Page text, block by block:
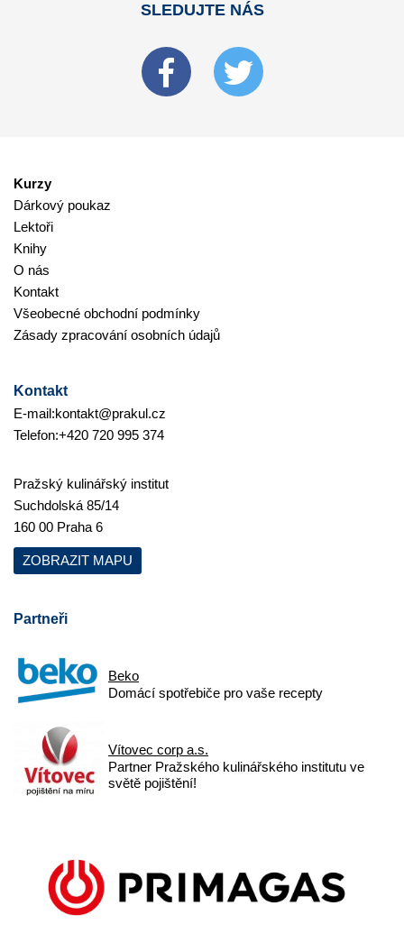
SLEDUJTE NÁS
Kurzy
Dárkový poukaz
Lektoři
Knihy
O nás
Kontakt
Všeobecné obchodní podmínky
Zásady zpracování osobních údajů
Kontakt
E-mail:kontakt@prakul.cz
Telefon:+420 720 995 374
Pražský kulinářský institut
Suchdolská 85/14
160 00 Praha 6
ZOBRAZIT MAPU
Partneři
Beko
Domácí spotřebiče pro vaše recepty
Vítovec corp a.s.
Partner Pražského kulinářského institutu ve
světě pojištění!